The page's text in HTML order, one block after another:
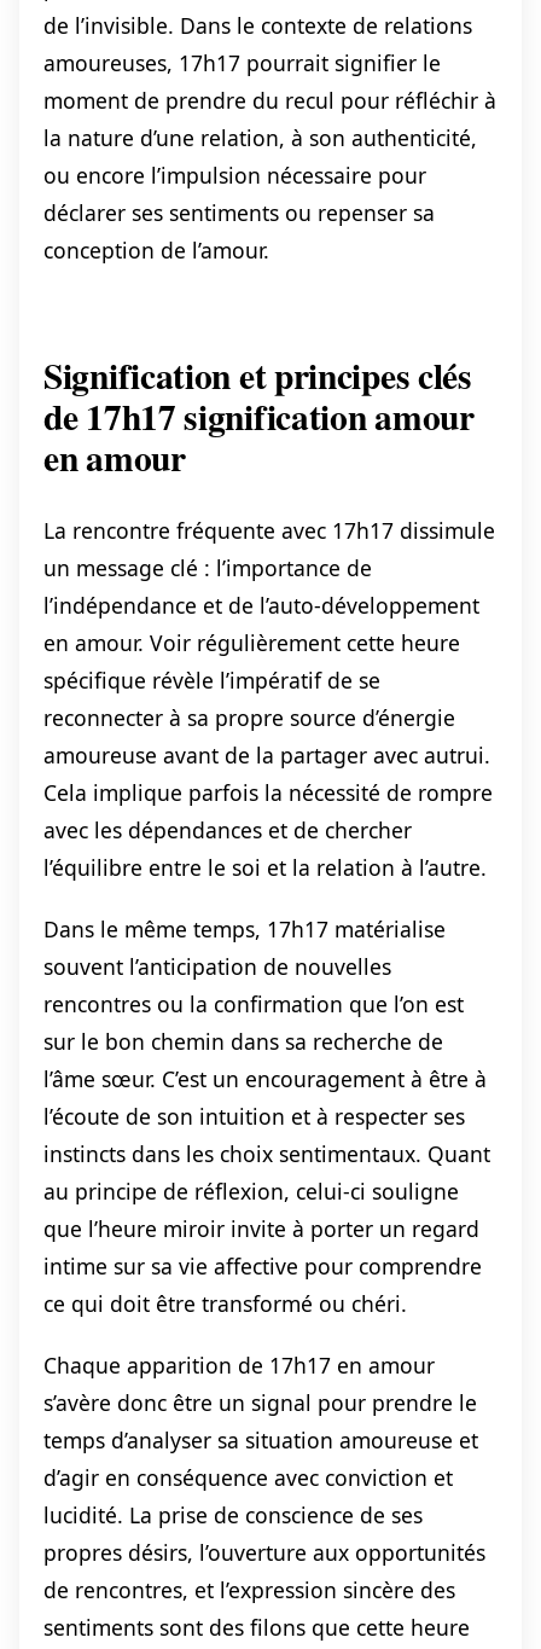
de l’invisible. Dans le contexte de relations
amoureuses, 17h17 pourrait signifier le
moment de prendre du recul pour réfléchir à
la nature d’une relation, à son authenticité,
ou encore l’impulsion nécessaire pour
déclarer ses sentiments ou repenser sa
conception de l’amour.
Signification et principes clés
de 17h17 signification amour
en amour
La rencontre fréquente avec 17h17 dissimule
un message clé : l’importance de
l’indépendance et de l’auto-développement
en amour. Voir régulièrement cette heure
spécifique révèle l’impératif de se
reconnecter à sa propre source d’énergie
amoureuse avant de la partager avec autrui.
Cela implique parfois la nécessité de rompre
avec les dépendances et de chercher
l’équilibre entre le soi et la relation à l’autre.
Dans le même temps, 17h17 matérialise
souvent l’anticipation de nouvelles
rencontres ou la confirmation que l’on est
sur le bon chemin dans sa recherche de
l’âme sœur. C’est un encouragement à être à
l’écoute de son intuition et à respecter ses
instincts dans les choix sentimentaux. Quant
au principe de réflexion, celui-ci souligne
que l’heure miroir invite à porter un regard
intime sur sa vie affective pour comprendre
ce qui doit être transformé ou chéri.
Chaque apparition de 17h17 en amour
s’avère donc être un signal pour prendre le
temps d’analyser sa situation amoureuse et
d’agir en conséquence avec conviction et
lucidité. La prise de conscience de ses
propres désirs, l’ouverture aux opportunités
de rencontres, et l’expression sincère des
sentiments sont des filons que cette heure